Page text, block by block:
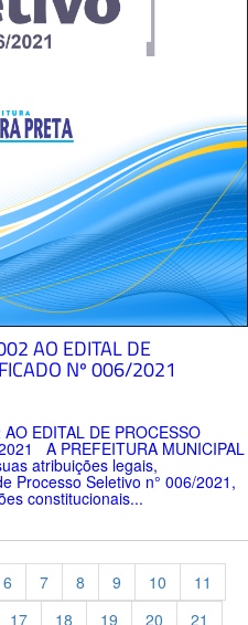
AO EDITAL DE
Nº 006/2021
EDITAL DE PROCESSO
A PREFEITURA MUNICIPAL
atribuições legais,
Processo Seletivo n° 006/2021,
constitucionais...
6 7 8 9 10
11
17 18 19 20 21